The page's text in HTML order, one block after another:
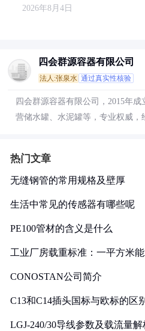
2026年8月4日
四会群源容器有限公司
法人:张泉水 通过真实性核验
四会群源容器有限公司，2015年
营储水罐、水泥罐等，专业权威，
热门文章
无缝钢管的常用规格及壁厚
生活中常见的传感器有哪些呢
PE100管材的含义是什么
工业厂房载重标准：一平方米
CONOSTAN公司简介
C13和C14插头国标与欧标的区
LGJ-240/30导线参数及载流量解